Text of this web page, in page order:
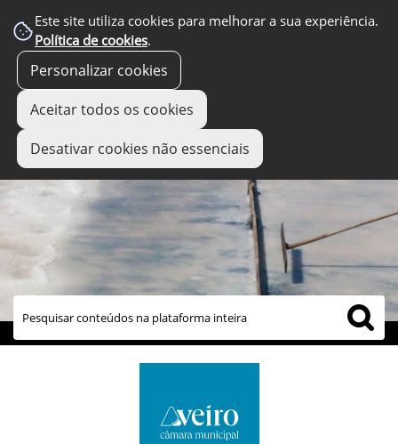
Este site utiliza cookies para melhorar a sua experiência.
Política de cookies.
Personalizar cookies
Aceitar todos os cookies
Desativar cookies não essenciais
links úteis